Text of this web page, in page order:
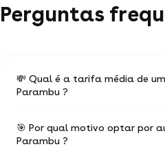
Perguntas
💸 Qual é a tarifa média de
Parambu ?
O valor médio de uma
em Parambu é de R$ 42.
🎯 Por qual motivo optar por
Parambu ?